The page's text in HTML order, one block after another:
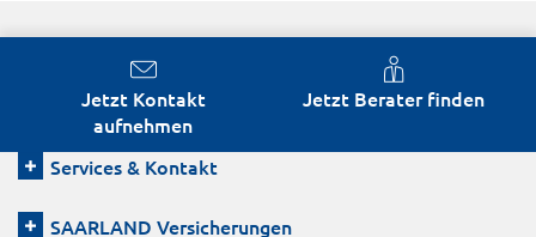
Jetzt Kontakt
aufnehmen
Jetzt Berater finden
Services & Kontakt
SAARLAND Versicherungen